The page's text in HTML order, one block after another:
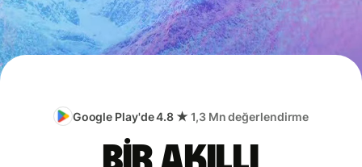
Google Play'de 4.8 ★ 1,3 Mn değerlendirme